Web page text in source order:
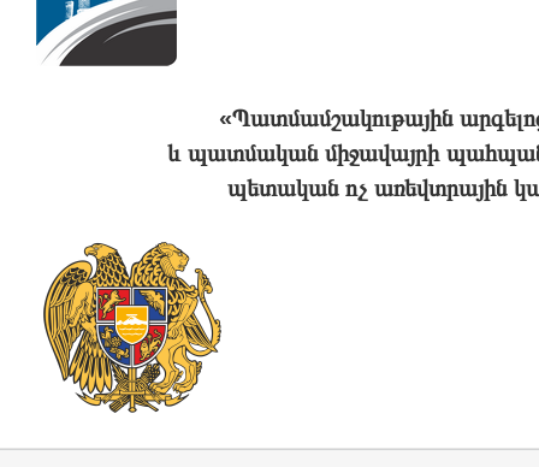
«Պատմամշակութային
և պատմական միջավայրի
պետական ոչ առեվտրային